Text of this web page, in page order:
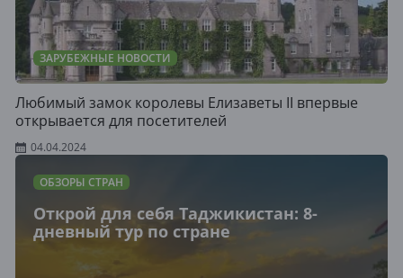
ЗАРУБЕЖНЫЕ НОВОСТИ
Любимый замок королевы Елизаветы II впервые
открывается для посетителей
04.04.2024
ОБЗОРЫ СТРАН
Открой для себя Таджикистан: 8-
дневный тур по стране